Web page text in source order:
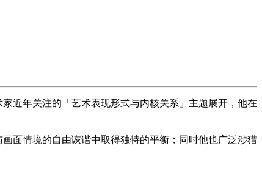
近年关注的「艺术表现形式与内核关系」主题展开，他在
面情境的自由诙谐中取得独特的平衡；同时他也广泛涉猎